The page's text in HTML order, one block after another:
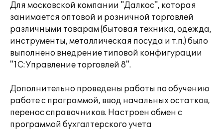
Для московской компании "Далкос", которая
занимается оптовой и розничной торговлей
различными товарам (бытовая техника, одежда,
инструменты, металлическая посуда и т.п.) было
выполнено внедрение типовой конфигурации
"1С:Управление торговлей 8".
Дополнительно проведены работы по обучению
работе с программой, ввод начальных остатков,
перенос справочников. Настроен обмен с
программой бухгалтерского учета